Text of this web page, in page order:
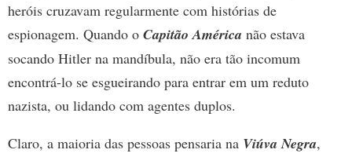
heróis cruzavam regularmente com histórias de
espionagem. Quando o Capitão América não estava
socando Hitler na mandíbula, não era tão incomum
encontrá-lo se esgueirando para entrar em um reduto
nazista, ou lidando com agentes duplos.
Claro, a maioria das pessoas pensaria na Viúva Negra,